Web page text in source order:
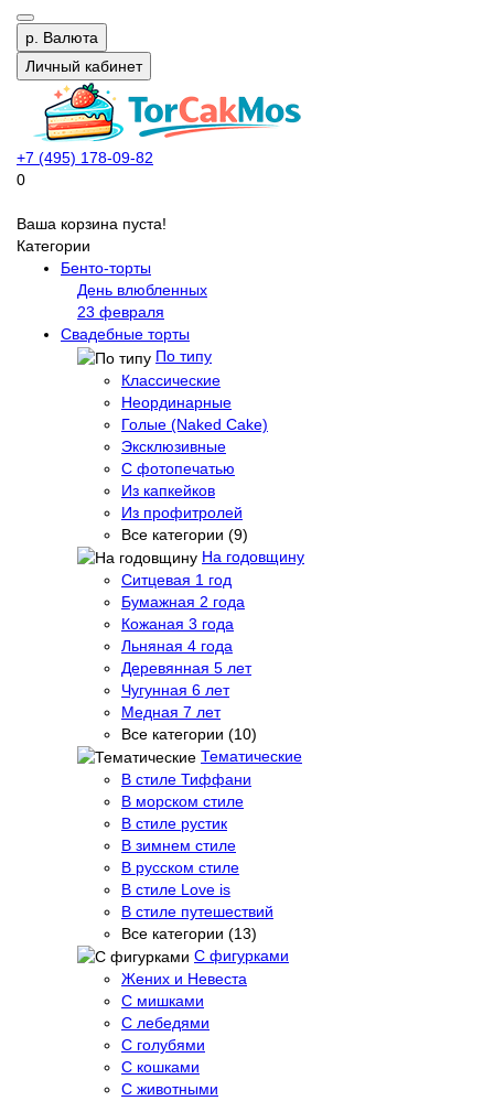
р. Валюта
Личный кабинет
+7 (495) 178-09-82
0
Ваша корзина пуста!
Категории
Бенто-торты
День влюбленных
23 февраля
Свадебные торты
По типу
Классические
Неординарные
Голые (Naked Cake)
Эксклюзивные
С фотопечатью
Из капкейков
Из профитролей
Все категории (9)
На годовщину
Ситцевая 1 год
Бумажная 2 года
Кожаная 3 года
Льняная 4 года
Деревянная 5 лет
Чугунная 6 лет
Медная 7 лет
Все категории (10)
Тематические
В стиле Тиффани
В морском стиле
В стиле рустик
В зимнем стиле
В русском стиле
В стиле Love is
В стиле путешествий
Все категории (13)
С фигурками
Жених и Невеста
С мишками
С лебедями
С голубями
С кошками
С животными